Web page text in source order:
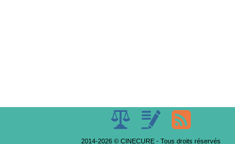
2014-2026 © CINECURE - Tous droits réservés